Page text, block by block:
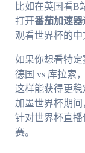
比如在英国看B
打开番茄加速器
观看世界杯的中
如果你想看特
德国 vs 库拉索
这样能获得更
加墨世界杯期间
针对世界杯直
赛。